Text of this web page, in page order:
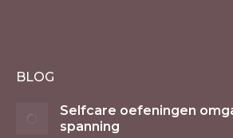
BLOG
Selfcare oefeningen
spanning